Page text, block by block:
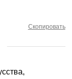
Скопировать